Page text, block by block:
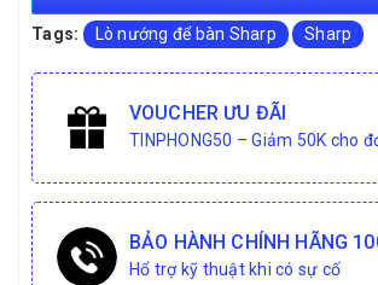
Tags: Lò nướng để bàn Sharp Sharp
VOUCHER ƯU ĐÃI
TINPHONG50 – Giảm 50K cho
BẢO HÀNH CHÍNH HÃNG
Hổ trợ kỹ thuật khi có sự cố